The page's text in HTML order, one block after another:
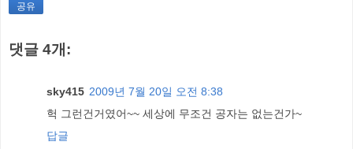
공유
댓글 4개:
sky415 2009년 7월 20일 오전 8:38
헉 그런건거였어~~ 세상에 무조건 공자는 없는건가~
답글